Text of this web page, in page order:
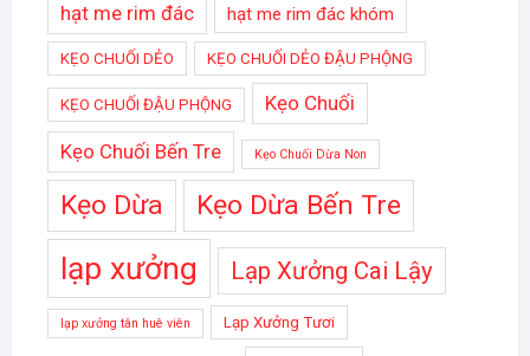
hạt me rim đác hạt me rim đác khóm
KẸO CHUỐI DẺO KẸO CHUỐI DẺO ĐẬU PHỘNG
KẸO CHUỐI ĐẬU PHỘNG Kẹo Chuối
Kẹo Chuối Bến Tre Kẹo Chuối Dừa Non
Kẹo Dừa Kẹo Dừa Bến Tre
lạp xưởng Lạp Xưởng Cai Lậy
lạp xưởng tân huê viên Lạp Xưởng Tươi